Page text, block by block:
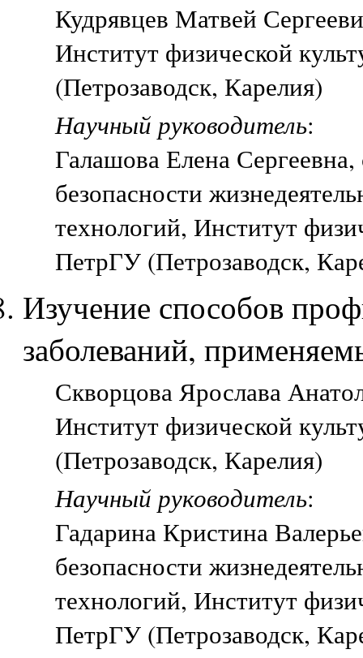
Кудрявцев Матвей
Институт физической
(Петрозаводск, Карелия)
Научный руководитель:
Галашова Елена
безопасности
технологий, Институт
ПетрГУ (Петрозаводск,
Изучение способов
заболеваний,
Скворцова Ярослава
Институт физической
(Петрозаводск, Карелия)
Научный руководитель:
Гадарина Кристина
безопасности
технологий, Институт
ПетрГУ (Петрозаводск,